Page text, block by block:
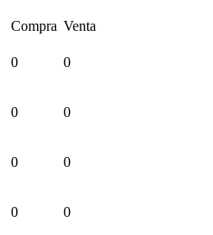
Compra Venta
0 0
0 0
0 0
0 0